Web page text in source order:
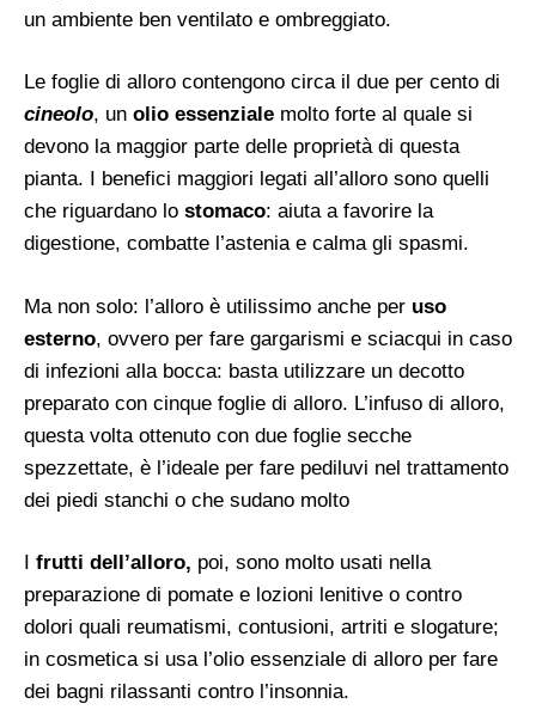
un ambiente ben ventilato e ombreggiato.
Le foglie di alloro contengono circa il due per cento di
cineolo, un olio essenziale molto forte al quale si
devono la maggior parte delle proprietà di questa
pianta. I benefici maggiori legati all’alloro sono quelli
che riguardano lo stomaco: aiuta a favorire la
digestione, combatte l’astenia e calma gli spasmi.
Ma non solo: l’alloro è utilissimo anche per uso
esterno, ovvero per fare gargarismi e sciacqui in caso
di infezioni alla bocca: basta utilizzare un decotto
preparato con cinque foglie di alloro. L’infuso di alloro,
questa volta ottenuto con due foglie secche
spezzettate, è l’ideale per fare pediluvi nel trattamento
dei piedi stanchi o che sudano molto
frutti dell’alloro, poi, sono molto usati nella
preparazione di pomate e lozioni lenitive o contro
dolori quali reumatismi, contusioni, artriti e slogature;
in cosmetica si usa l’olio essenziale di alloro per fare
dei bagni rilassanti contro l’insonnia.